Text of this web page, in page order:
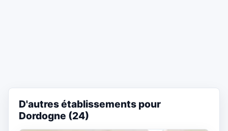
D'autres établissements pour
Dordogne (24)